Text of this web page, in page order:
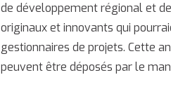
de développement régional et
originaux et innovants qui
gestionnaires de projets. Cette
peuvent être déposés par le